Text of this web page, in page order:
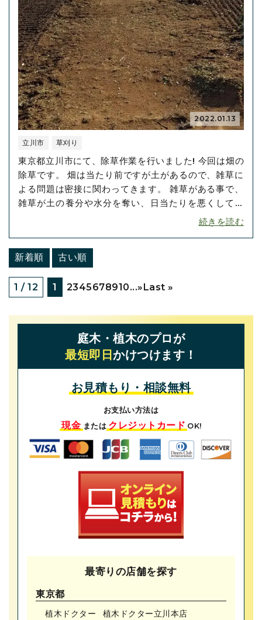
2022.01.13
立川市 草刈り
東京都立川市にて、除草作業を行いました! 今回は畑の
除草です。 畑は当たり前ですが土があるので、雑草に
よる問題は密接に関わってきます。 雑草がある事で、
雑草が土の養分や水分を奪い、日当たりを悪くしてし
まいます。 植物の妨げになったり、害虫が繁殖する事
は、農薬取締法に基づ･･･
続きを読む
新着順 古い順
1 / 12 1 2345678910...» Last »
庭木・植木のプロが
最短即日かけつけます！
お見積もり・相談無料
お支払い方法は
現金 または クレジットカード OK!
最寄りの店舗を探す
東京都
植木ドクター 植木ドクター⽴川本店